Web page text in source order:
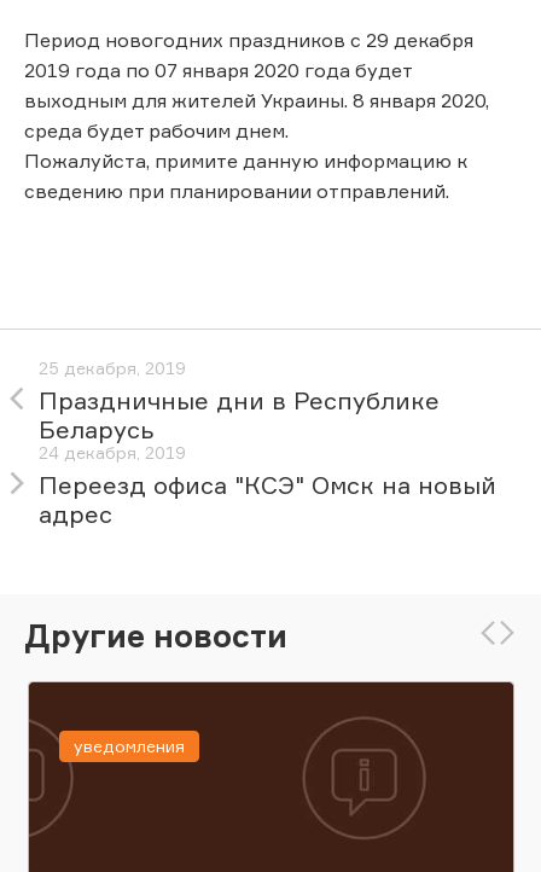
Период новогодних праздников с 29 декабря
2019 года по 07 января 2020 года будет
выходным для жителей Украины. 8 января 2020,
среда будет рабочим днем.
Пожалуйста, примите данную информацию к
сведению при планировании отправлений.
25 декабря, 2019
Праздничные дни в Республике
Беларусь
24 декабря, 2019
Переезд офиса "КСЭ" Омск на новый
адрес
Другие новости
уведомления